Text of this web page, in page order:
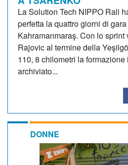
La Solution Tech NIPPO Rali
perfetta la quattro giorni di
Kahramanmaraş. Con lo
Rajovic al termine della
110, 8 chilometri la
archiviato...
DONNE